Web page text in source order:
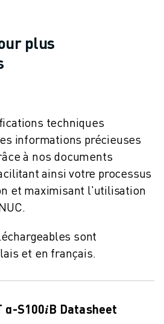
plus
techniques
informations précieuses
à nos documents
ainsi votre processus
et maximisant l'utilisation
sont
et en français.
α-S100𝑖B Datasheet